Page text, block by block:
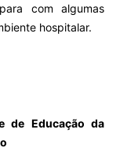
com algumas
hospitalar.
de Educação da